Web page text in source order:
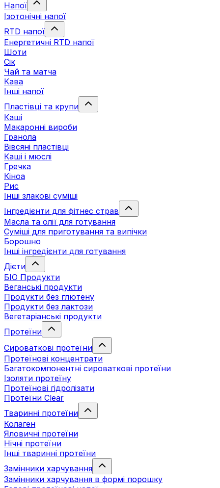
Напої
Ізотонічні напої
RTD напої
Енергетичні RTD напої
Шоти
Сік
Чай та матча
Кава
Інші напої
Пластівці та крупи
Каші
Макаронні вироби
Гранола
Вівсяні пластівці
Каші і мюслі
Гречка
Кіноа
Рис
Інші злакові суміші
Інгредієнти для фітнес страв
Масла та олії для готування
Суміші для приготування та випічки
Борошно
Інші інгредієнти для готування
Дієти
БІО Продукти
Веганські продукти
Продукти без глютену
Продукти без лактози
Вегетаріанські продукти
Протеїни
Сироваткові протеїни
Протеїнові концентрати
Багатокомпонентні сироваткові протеїни
Ізоляти протеїну
Протеїнові гідролізати
Протеїни Clear
Тваринні протеїни
Колаген
Яловичні протеїни
Нічні протеїни
Інші тваринні протеїни
Замінники харчування
Замінники харчування в формі порошку